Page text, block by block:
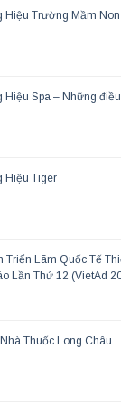
Hiệu Trường Mầm
Hiệu Spa – Những
Hiệu Tiger
Triển Lãm Quốc Tế
Lần Thứ 12 (VietAd
Thuốc Long Châu